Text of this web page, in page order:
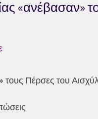
«ανέβασαν»
Πέρσες του